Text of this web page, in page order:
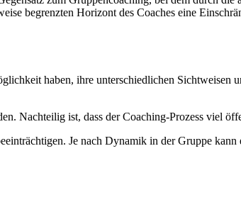
begrenzten Horizont des Coaches eine
haben, ihre unterschiedlichen Sichtweisen
Nachteilig ist, dass der Coaching-Prozess viel
Je nach Dynamik in der Gruppe